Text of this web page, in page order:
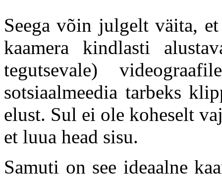
Seega võin julgelt väita,
kaamera kindlasti
tegutsevale)
sotsiaalmeedia tarbeks
elust. Sul ei ole koheselt
et luua head sisu.
Samuti on see ideaalne